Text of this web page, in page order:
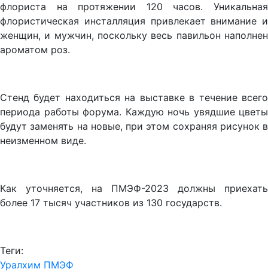
флориста на протяжении 120 часов. Уникальная
флористическая инсталляция привлекает внимание и
женщин, и мужчин, поскольку весь павильон наполнен
ароматом роз.
Стенд будет находиться на выставке в течение всего
периода работы форума. Каждую ночь увядшие цветы
будут заменять на новые, при этом сохраняя рисунок в
неизменном виде.
Как уточняется, на ПМЭФ-2023 должны приехать
более 17 тысяч участников из 130 государств.
Теги:
Уралхим ПМЭФ